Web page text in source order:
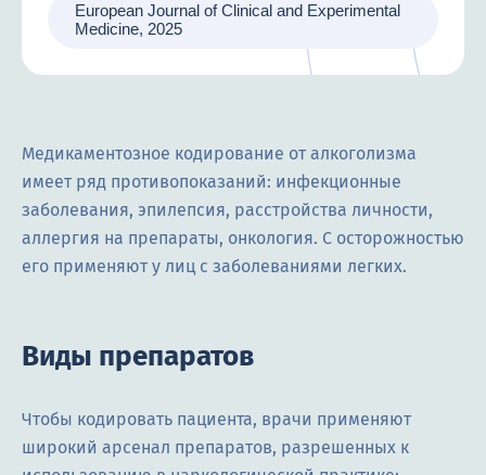
European Journal of Clinical and Experimental
Medicine, 2025
Медикаментозное кодирование от алкоголизма
имеет ряд противопоказаний: инфекционные
заболевания, эпилепсия, расстройства личности,
аллергия на препараты, онкология. С осторожностью
его применяют у лиц с заболеваниями легких.
Виды препаратов
Чтобы кодировать пациента, врачи применяют
широкий арсенал препаратов, разрешенных к